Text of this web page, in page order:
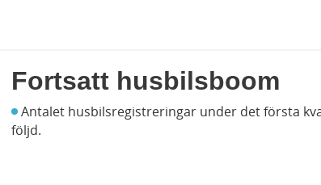
Fortsatt husbilsboom
Antalet husbilsregistreringar under det första
följd.